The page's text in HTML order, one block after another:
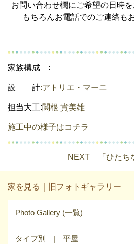
お問い合わせ欄にご希望の日時
もちろんお電話でのご連絡も
家族構成 :
設 計:アトリエ・マーニ
担当大工:関根 貴美雄
施工中の様子はコチラ
NEXT 「ひた
家を見る｜旧フォトギャラリー
Photo Gallery (一覧)
タイプ別 | 平屋